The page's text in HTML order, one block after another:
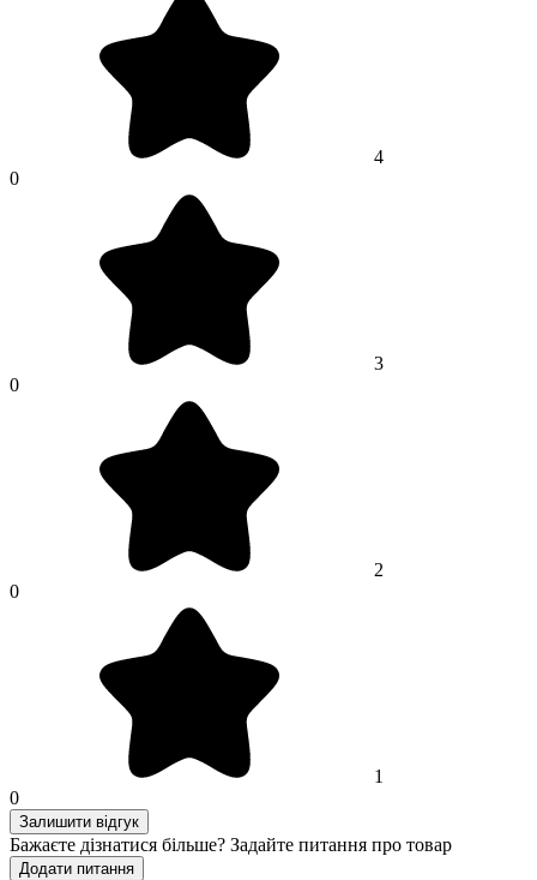
4
0
3
0
2
0
1
0
Залишити відгук
Бажаєте дізнатися більше? Задайте питання про товар
Додати питання